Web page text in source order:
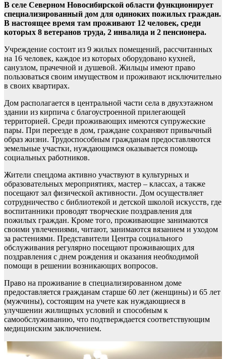
В селе Северном Новосибирской области функционирует
специализированный дом для одиноких пожилых граждан.
В настоящее время там проживают 12 человек, среди
которых 8 ветеранов труда, 2 инвалида и 2 пенсионера.
Учреждение состоит из 9 жилых помещений, рассчитанных
на 16 человек, каждое из которых оборудовано кухней,
санузлом, прачечной и душевой. Жильцы имеют право
пользоваться своим имуществом и проживают исключительно
в своих квартирах.
Дом располагается в центральной части села в двухэтажном
здании из кирпича с благоустроенной прилегающей
территорией. Среди проживающих имеются супружеские
пары. При переезде в дом, граждане сохраняют привычный
образ жизни. Трудоспособным гражданам предоставляются
земельные участки, нуждающимся оказывается помощь
социальных работников.
Жители спецдома активно участвуют в культурных и
образовательных мероприятиях, мастер – классах, а также
посещают зал физической активности. Дом осуществляет
сотрудничество с библиотекой и детской школой искусств, где
воспитанники проводят творческие поздравления для
пожилых граждан. Кроме того, проживающие занимаются
своими увлечениями, читают, занимаются вязанием и уходом
за растениями. Представители Центра социального
обслуживания регулярно посещают проживающих для
поздравления с днем рождения и оказания необходимой
помощи в решении возникающих вопросов.
Право на проживание в специализированном доме
предоставляется гражданам старше 60 лет (женщины) и 65 лет
(мужчины), состоящим на учете как нуждающиеся в
улучшении жилищных условий и способным к
самообслуживанию, что подтверждается соответствующим
медицинским заключением.